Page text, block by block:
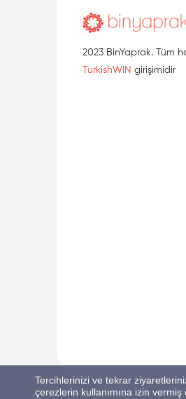
Tercihlerinizi ve tekrar
çerezlerin kullanımına izin vermiş
2023 BinYaprak. Tüm
TurkishWIN girişimidir